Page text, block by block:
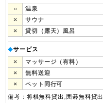
○
温泉
×
サウナ
×
貸切（露天）風呂
◆サービス
×
マッサージ（有料）
×
無料送迎
×
ペット同行可
備考：将棋無料貸出,囲碁無料貸出